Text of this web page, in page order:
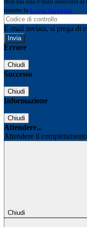
tramite la Login Spaggiari
E-mail inviata, si prega di
Errore
Chiudi
Successo
Chiudi
Informazione
Chiudi
Attendere...
Attendere il
Chiudi